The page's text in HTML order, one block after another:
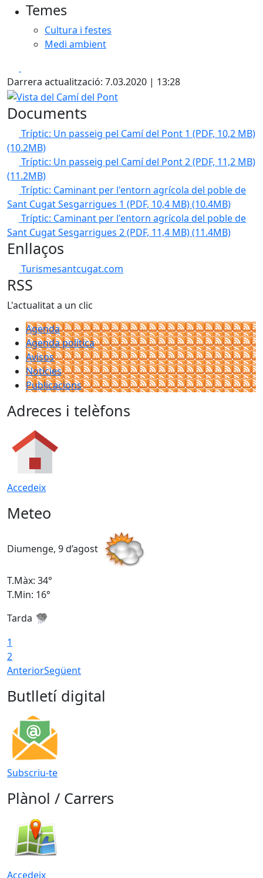
Temes
Cultura i festes
Medi ambient
Darrera actualització: 7.03.2020 | 13:28
Vista del Camí del Pont
Documents
Tríptic: Un passeig pel Camí del Pont 1 (PDF, 10,2 MB)
(10.2MB)
Tríptic: Un passeig pel Camí del Pont 2 (PDF, 11,2 MB)
(11.2MB)
Tríptic: Caminant per l'entorn agrícola del poble de
Sant Cugat Sesgarrigues 1 (PDF, 10,4 MB)(10.4MB)
Tríptic: Caminant per l'entorn agrícola del poble de
Sant Cugat Sesgarrigues 2 (PDF, 11,4 MB)(11.4MB)
Enllaços
Turismesantcugat.com
RSS
L'actualitat a un clic
Agenda
Agenda política
Avisos
Notícies
Publicacions
Adreces i telèfons
Accedeix
Meteo
Diumenge, 9 d’agost
T.Màx: 34°
T.Min: 16°
Tarda
1
2
AnteriorSegüent
Butlletí digital
Subscriu-te
Plànol / Carrers
Accedeix